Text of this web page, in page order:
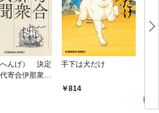
んげ） 決定
寄合伊那衆異
手下は犬だけ
814